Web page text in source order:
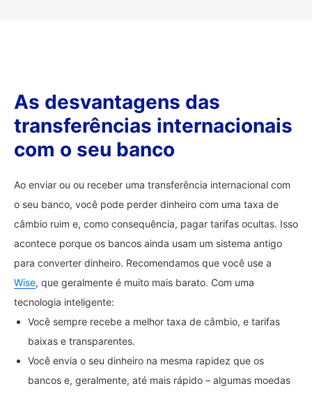
As desvantagens das
transferências internacionais
com o seu banco
Ao enviar ou ou receber uma transferência internacional com
o seu banco, você pode perder dinheiro com uma taxa de
câmbio ruim e, como consequência, pagar tarifas ocultas. Isso
acontece porque os bancos ainda usam um sistema antigo
para converter dinheiro. Recomendamos que você use a
Wise, que geralmente é muito mais barato. Com uma
tecnologia inteligente:
Você sempre recebe a melhor taxa de câmbio, e tarifas
baixas e transparentes.
Você envia o seu dinheiro na mesma rapidez que os
bancos e, geralmente, até mais rápido – algumas moedas